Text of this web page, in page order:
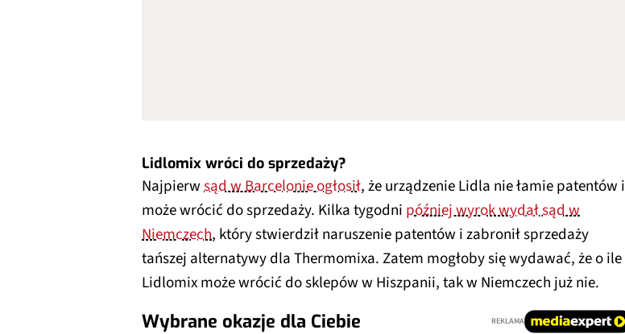
Lidlomix wróci do sprzedaży?
Najpierwsąd w Barcelonie ogłosił, że urządzenie Lidla nie łamie patentów i
może wrócić do sprzedaży. Kilka tygodni później wyrok wydał sąd w
Niemczech, który stwierdził naruszenie patentów i zabronił sprzedaży
tańszej alternatywy dla Thermomixa. Zatem mogłoby się wydawać, że o ile
Lidlomix może wrócić do sklepów w Hiszpanii, tak w Niemczech już nie.
Wybrane okazje dla Ciebie REKLAMA